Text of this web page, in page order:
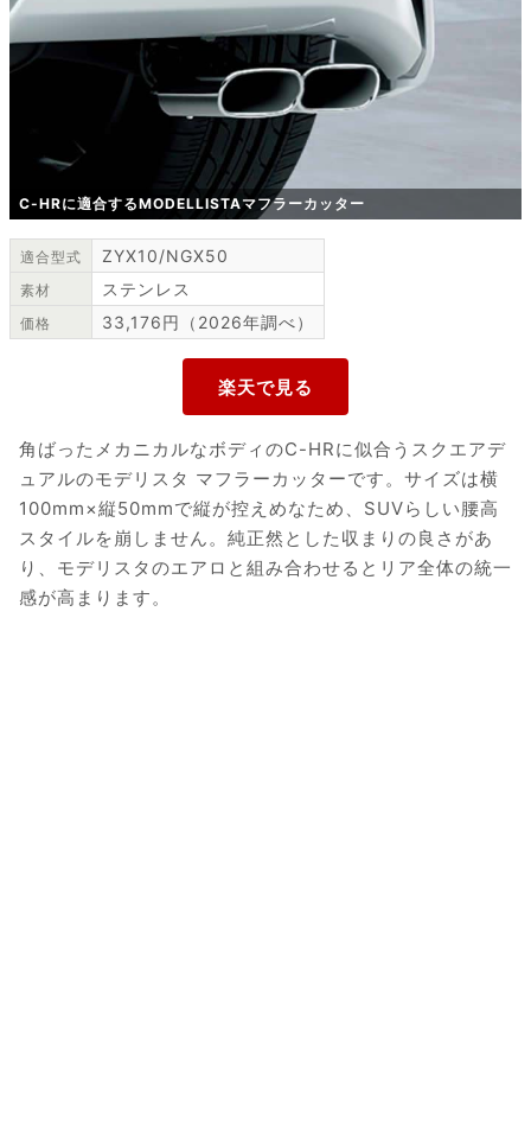
C-HRに適合するMODELLISTAマフラーカッター
適合型式 ZYX10/NGX50
素材 ステンレス
価格 33,176円（2026年調べ）
角ばったメカニカルなボディのC-HRに似合うスクエアデ
ュアルのモデリスタ マフラーカッターです。サイズは横
100mm×縦50mmで縦が控えめなため、SUVらしい腰高
スタイルを崩しません。純正然とした収まりの良さがあ
り、モデリスタのエアロと組み合わせるとリア全体の統一
感が高まります。